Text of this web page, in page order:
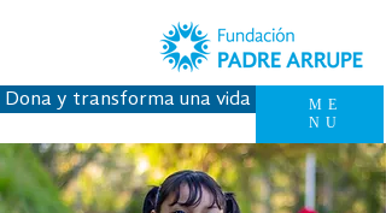
ME
NU
Dona y transforma una vida